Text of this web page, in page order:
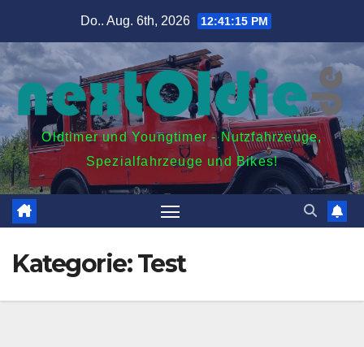
springen
Do.. Aug. 6th, 2026 12:41:15 PM
Oldtimer und Youngtimer - Nutzfahrzeuge,
Spezialfahrzeuge und Bikes!
Kategorie:Test